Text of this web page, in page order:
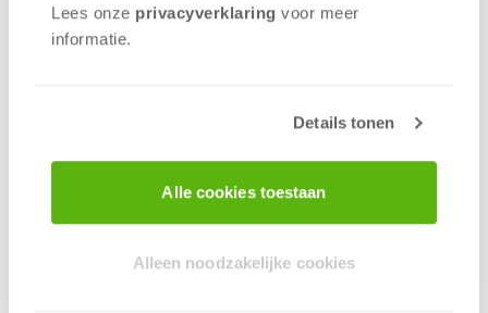
Lees onze privacyverklaring voor meer
informatie.
Details tonen
Alle cookies toestaan
Alleen noodzakelijke cookies